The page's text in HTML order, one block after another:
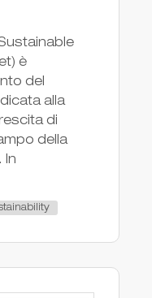
è
del
alla
di
della
In